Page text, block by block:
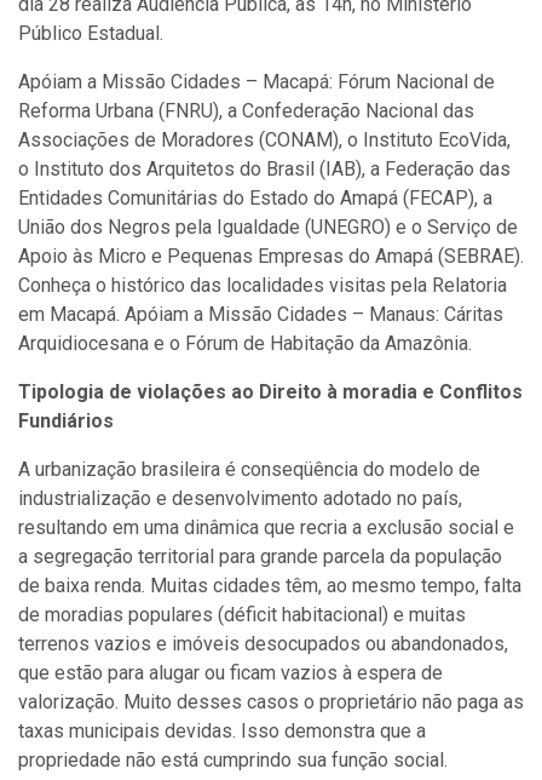
Público Estadual.
Apóiam a Missão Cidades – Macapá: Fórum Nacional de
Reforma Urbana (FNRU), a Confederação Nacional das
Associações de Moradores (CONAM), o Instituto EcoVida,
o Instituto dos Arquitetos do Brasil (IAB), a Federação das
Entidades Comunitárias do Estado do Amapá (FECAP), a
União dos Negros pela Igualdade (UNEGRO) e o Serviço de
Apoio às Micro e Pequenas Empresas do Amapá (SEBRAE).
Conheça o histórico das localidades visitas pela Relatoria
em Macapá. Apóiam a Missão Cidades – Manaus: Cáritas
Arquidiocesana e o Fórum de Habitação da Amazônia.
Tipologia de violações ao Direito à moradia e Conflitos
Fundiários
A urbanização brasileira é conseqüência do modelo de
industrialização e desenvolvimento adotado no país,
resultando em uma dinâmica que recria a exclusão social e
a segregação territorial para grande parcela da população
de baixa renda. Muitas cidades têm, ao mesmo tempo, falta
de moradias populares (déficit habitacional) e muitas
terrenos vazios e imóveis desocupados ou abandonados,
que estão para alugar ou ficam vazios à espera de
valorização. Muito desses casos o proprietário não paga as
taxas municipais devidas. Isso demonstra que a
propriedade não está cumprindo sua função social.